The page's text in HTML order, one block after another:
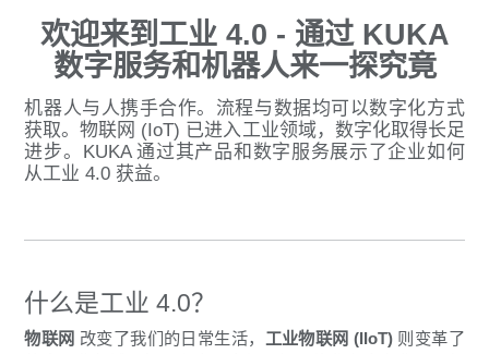
欢迎来到工业 4.0 - 通过 KUKA
数字服务和机器人来一探究竟
机器人与人携手合作。流程与数据均可以数字化方式
获取。物联网 (IoT) 已进入工业领域，数字化取得长足
进步。KUKA 通过其产品和数字服务展示了企业如何
从工业 4.0 获益。
什么是工业 4.0？
物联网 改变了我们的日常生活， 工业物联网 (IIoT) 则变革了